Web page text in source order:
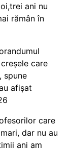
ani nu
rămân în
care
spune
afișat
care
dar nu au
ani am